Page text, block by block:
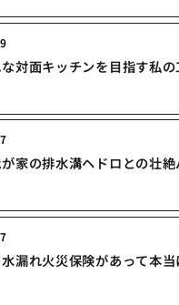
対面キッチンを目指す私
家の排水溝ヘドロとの壮
漏れ火災保険があって本